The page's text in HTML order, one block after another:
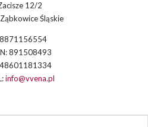
12/2
Śląskie
891508493
info@vvena.pl